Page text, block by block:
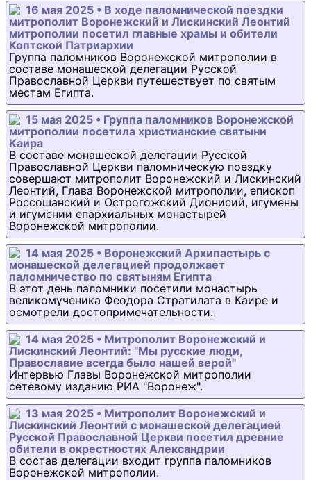
16 мая 2025 • В ходе паломнической поездки
митрополит Воронежский и Лискинский Леонтий
митрополии посетил главные храмы и обители
Коптской Патриархии
Группа паломников Воронежской митрополии в
составе монашеской делегации Русской
Православной Церкви путешествует по святым
местам Египта.
15 мая 2025 • Группа паломников Воронежской
митрополии посетила христианские святыни
Каира
В составе монашеской делегации Русской
Православной Церкви паломническую поездку
совершают митрополит Воронежский и Лискинский
Леонтий, Глава Воронежской митрополии, епископ
Россошанский и Острогожский Дионисий, игумены
и игумении епархиальных монастырей
Воронежской митрополии.
14 мая 2025 • Воронежский Архипастырь с
монашеской делегацией продолжает
паломничество по святыням Египта
В этот день паломники посетили монастырь
великомученика Феодора Стратилата в Каире и
осмотрели достопримечательности.
14 мая 2025 • Митрополит Воронежский и
Лискинский Леонтий: "Мы русские люди,
Православие всегда было нашей верой"
Интервью Главы Воронежской митрополии
сетевому изданию РИА "Воронеж".
13 мая 2025 • Митрополит Воронежский и
Лискинский Леонтий с монашеской делегацией
Русской Православной Церкви посетил древние
обители в окрестностях Александрии
В состав делегации входит группа паломников
Воронежской митрополии.